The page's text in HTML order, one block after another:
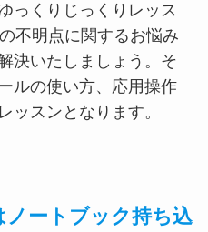
っくりじっくりレッス
不明点に関するお悩み
決いたしましょう。そ
ルの使い方、応用操作
ッスンとなります。
ートブック持ち込